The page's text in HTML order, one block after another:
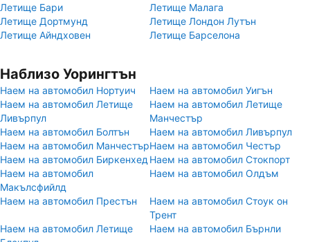
Летище Бари
Летище Малага
Летище Дортмунд
Летище Лондон Лутън
Летище Айндховен
Летище Барселона
Наблизо Уорингтън
Наем на автомобил Нортуич
Наем на автомобил Уигън
Наем на автомобил Летище
Ливърпул
Наем на автомобил Летище
Манчестър
Наем на автомобил Болтън
Наем на автомобил Ливърпул
Наем на автомобил МанчестърНаем на автомобил Честър
Наем на автомобил Биркенхед Наем на автомобил Стокпорт
Наем на автомобил
Макълсфийлд
Наем на автомобил Олдъм
Наем на автомобил Престън
Наем на автомобил Стоук он
Трент
Наем на автомобил Летище
Наем на автомобил Бърнли